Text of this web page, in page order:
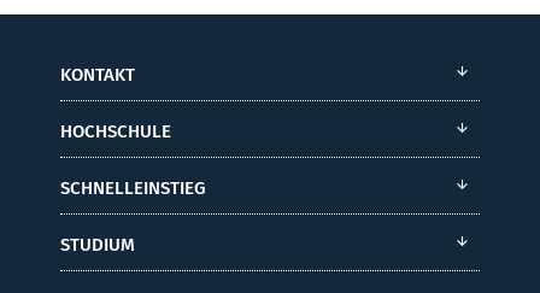
KONTAKT
HOCHSCHULE
SCHNELLEINSTIEG
STUDIUM